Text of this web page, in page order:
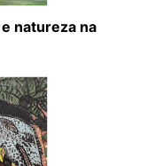
natureza na